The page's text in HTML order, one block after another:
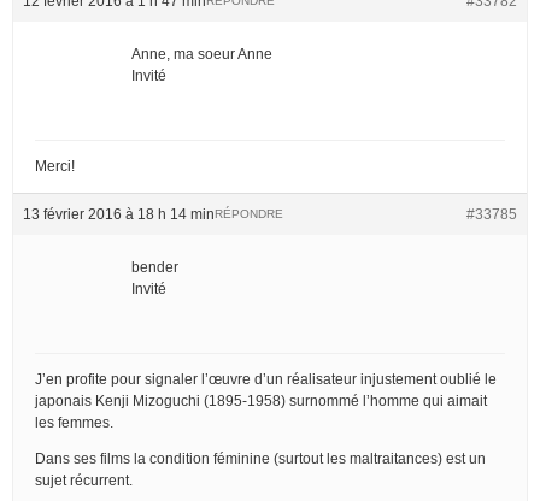
Anne, ma soeur Anne
Invité
Merci!
13 février 2016 à 18 h 14 min #33785
RÉPONDRE
bender
Invité
J’en profite pour signaler l’œuvre d’un réalisateur injustement oublié le
japonais Kenji Mizoguchi (1895-1958) surnommé l’homme qui aimait
les femmes.
Dans ses films la condition féminine (surtout les maltraitances) est un
sujet récurrent.